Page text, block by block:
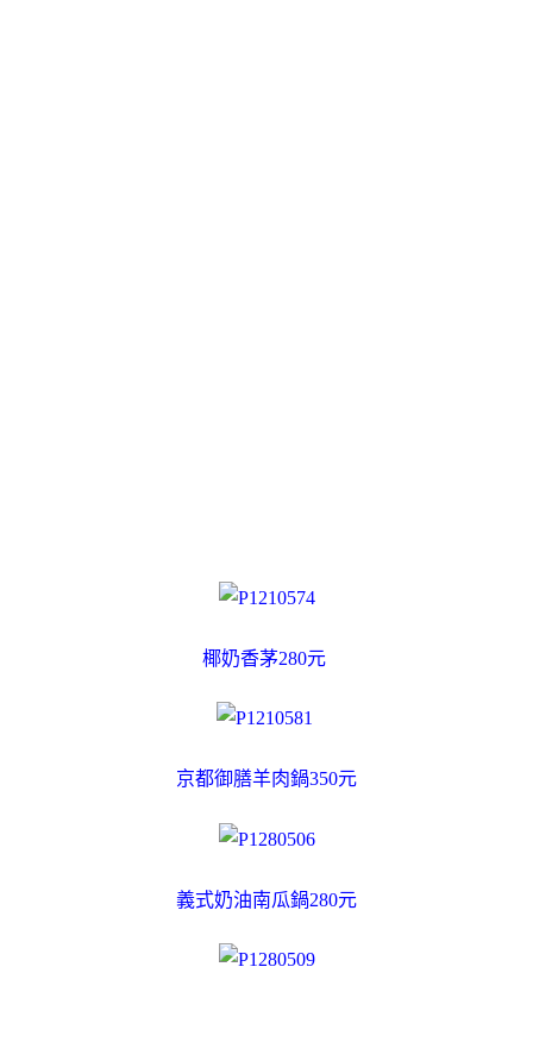
椰奶香茅280元
京都御膳羊肉鍋350元
義式奶油南瓜鍋280元